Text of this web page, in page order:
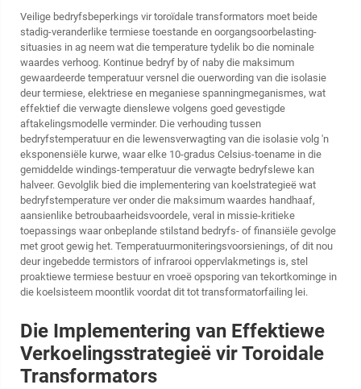
Veilige bedryfsbeperkings vir toroïdale transformators moet beide
stadig-veranderlike termiese toestande en oorgangsoorbelasting-
situasies in ag neem wat die temperature tydelik bo die nominale
waardes verhoog. Kontinue bedryf by of naby die maksimum
gewaardeerde temperatuur versnel die ouerwording van die isolasie
deur termiese, elektriese en meganiese spanningmeganismes, wat
effektief die verwagte dienslewe volgens goed gevestigde
aftakelingsmodelle verminder. Die verhouding tussen
bedryfstemperatuur en die lewensverwagting van die isolasie volg 'n
eksponensiële kurwe, waar elke 10-gradus Celsius-toename in die
gemiddelde windings-temperatuur die verwagte bedryfslewe kan
halveer. Gevolglik bied die implementering van koelstrategieë wat
bedryfstemperature ver onder die maksimum waardes handhaaf,
aansienlike betroubaarheidsvoordele, veral in missie-kritieke
toepassings waar onbeplande stilstand bedryfs- of finansiële gevolge
met groot gewig het. Temperatuurmoniteringsvoorsienings, of dit nou
deur ingebedde termistors of infrarooi oppervlakmetings is, stel
proaktiewe termiese bestuur en vroeë opsporing van tekortkominge in
die koelsisteem moontlik voordat dit tot transformatorfailing lei.
Die Implementering van Effektiewe
Verkoelingsstrategieë vir Toroidale
Transformators